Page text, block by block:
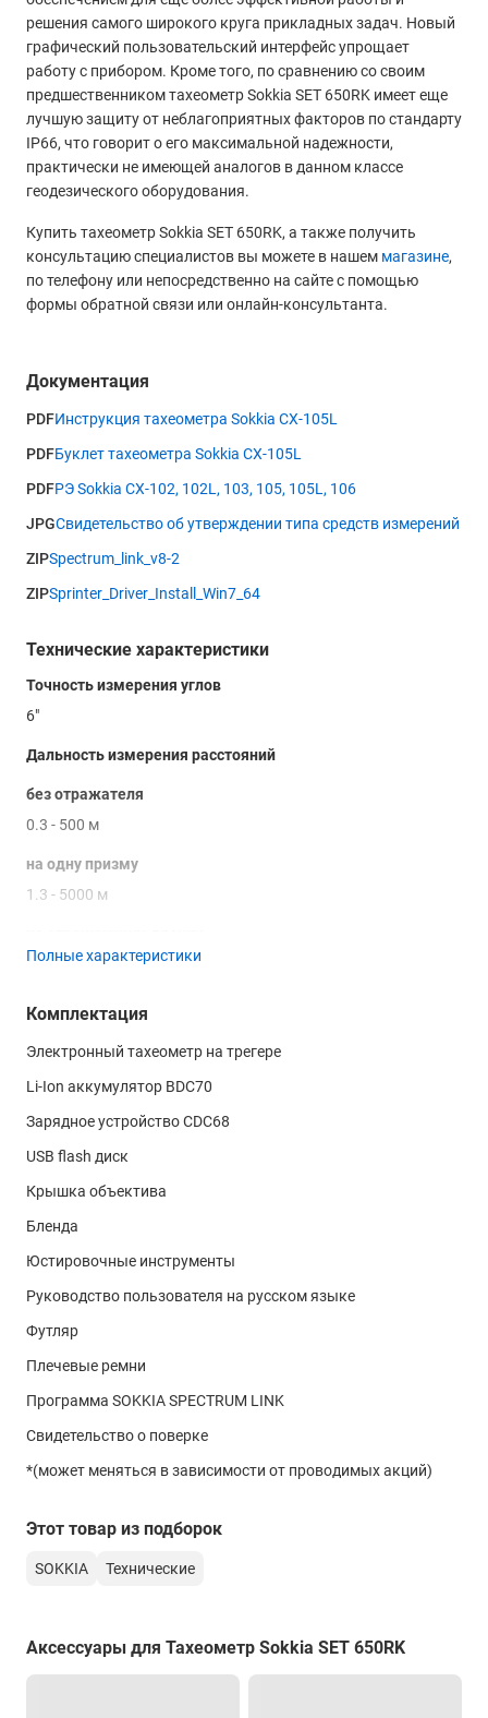
решения самого широкого круга прикладных задач. Новый
графический пользовательский интерфейс упрощает
работу с прибором. Кроме того, по сравнению со своим
предшественником тахеометр Sokkia SET 650RK имеет еще
лучшую защиту от неблагоприятных факторов по стандарту
IP66, что говорит о его максимальной надежности,
практически не имеющей аналогов в данном классе
геодезического оборудования.
Купить тахеометр Sokkia SET 650RK, а также получить
консультацию специалистов вы можете в нашем магазине,
по телефону или непосредственно на сайте с помощью
формы обратной связи или онлайн-консультанта.
Документация
PDFИнструкция тахеометра Sokkia CX-105L
PDFБуклет тахеометра Sokkia CX-105L
PDFРЭ Sokkia CX-102, 102L, 103, 105, 105L, 106
JPGСвидетельство об утверждении типа средств измерений
ZIPSpectrum_link_v8-2
ZIPSprinter_Driver_Install_Win7_64
Технические характеристики
Точность измерения углов
6"
Дальность измерения расстояний
без отражателя
0.3 - 500 м
на одну призму
1.3 - 5000 м
1.3 - 500 м
Точность измерения расстояний
без отражателя
± (3 + 2x10
на призму
± (2 + 2x10 х D)
на отражающую пленку
± (3 + 2x10
Интервал измерения расстояний
точный режим
0.9 с
быстрый режим
0.7 с
режим слежения
0.3 с
< 0.5 мм
Полные характеристики
Комплектация
Электронный тахеометр на трегере
Li-Ion аккумулятор BDC70
Зарядное устройство CDC68
USB flash диск
Крышка объектива
Бленда
Юстировочные инструменты
Руководство пользователя на русском языке
Футляр
Плечевые ремни
Программа SOKKIA SPECTRUM LINK
Свидетельство о поверке
*(может меняться в зависимости от проводимых акций)
Этот товар из подборок
SOKKIA Технические
Аксессуары для Тахеометр Sokkia SET 650RK